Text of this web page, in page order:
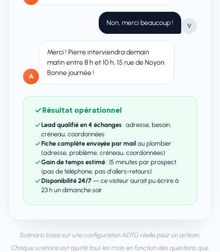
Non, merci beaucoup ! V
A
Merci ! Pierre interviendra demain
matin entre 8 h et 10 h, 15 rue de Noyon.
Bonne journée !
Résultat opérationnel
Lead qualifié en 4 échanges : adresse, besoin,
créneau, coordonnées
Fiche complète envoyée par mail au plombier
(adresse, problème, créneau, coordonnées)
Gain de temps estimé : 15 minutes par prospect
(pas de téléphone, pas d'allers-retours)
Disponibilité 24/7 — ce visiteur aurait pu écrire à
23 h un dimanche soir
Scénario basé sur une configuration ADTG réelle pour un artisan.
Chaque scénario est ajusté tous les mois en fonction des questions que